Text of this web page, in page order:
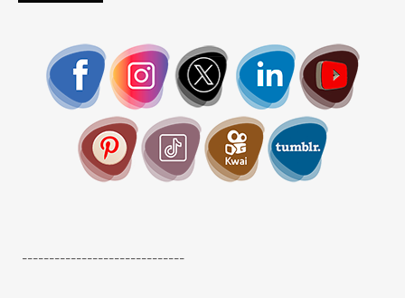
------------------------------